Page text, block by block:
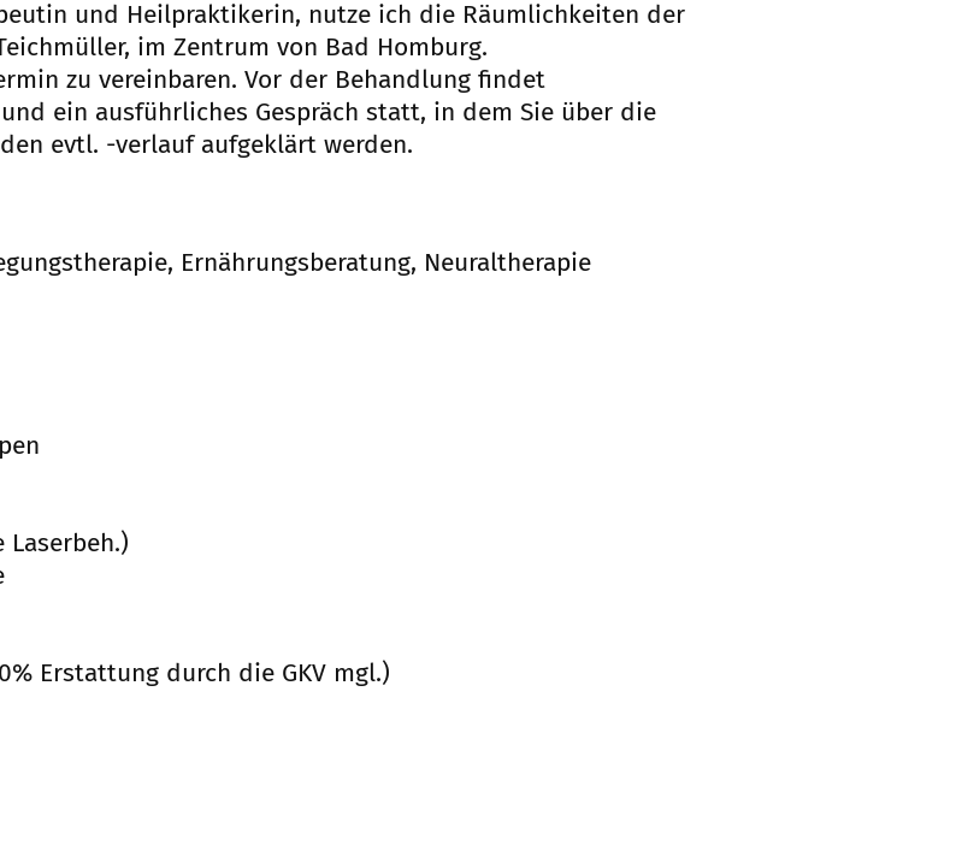
und Heilpraktikerin, nutze ich die Räumlichkeiten der
im Zentrum von Bad Homburg.
zu vereinbaren. Vor der Behandlung findet
ein ausführliches Gespräch statt, in dem Sie über die
evtl. -verlauf aufgeklärt werden.
Ernährungsberatung, Neuraltherapie
Laserbeh.)
Erstattung durch die GKV mgl.)